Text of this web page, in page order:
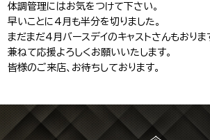
Recruit Cast
Recruit Staff
J-Tokyo
Entertainment
プロダクショ
体調管理にはお気をつけて下さい。
早いことに4月も半分を切りました。
まだまだ4 月バースデイのキャストさんもおりま
兼ねて応援よろしくお願いいたします。
皆様のご来店、お待ちしております。